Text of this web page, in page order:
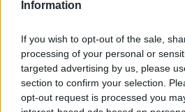
Information
If you wish to opt-out of the sale,
processing of your personal or
targeted advertising by us, please
section to confirm your selection.
opt-out request is processed you
servizio su sartorie
scelte stilistiche
redazione propone
un archivio personale
d’epoca.